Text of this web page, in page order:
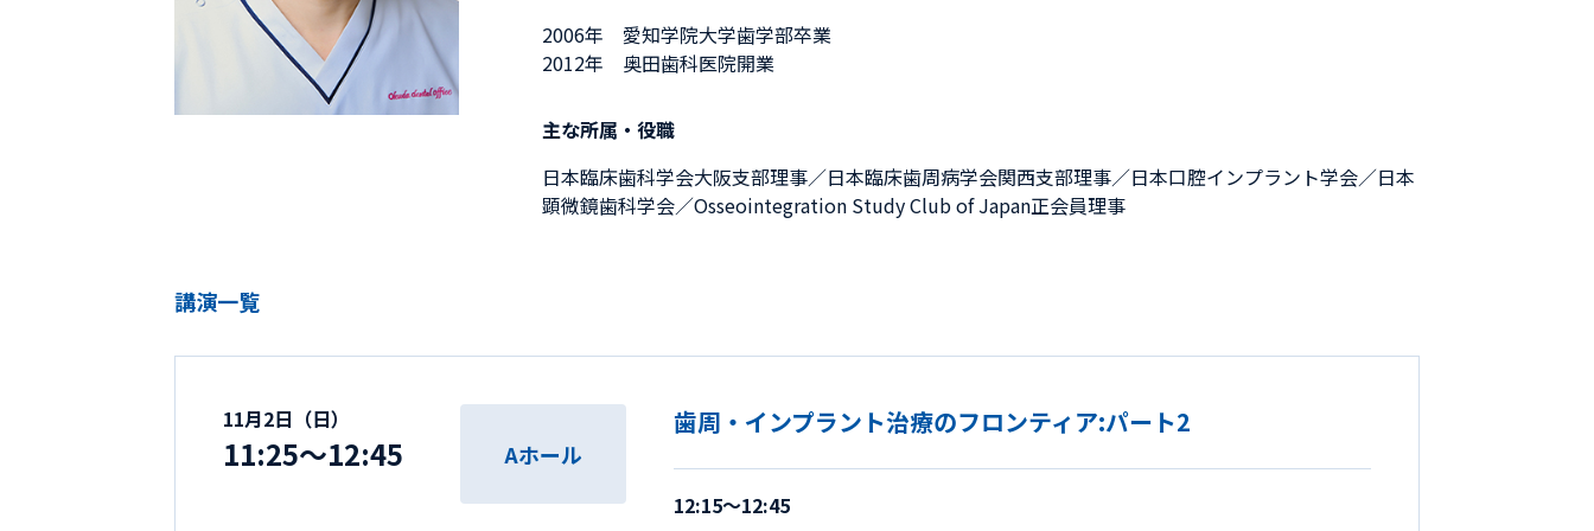
2006年 愛知学院大学歯学部卒業
2012年 奥田歯科医院開業
主な所属・役職
日本臨床歯科学会大阪支部理事／日本臨床歯周病学会関西支部理事／日本口腔インプラント学会／日本
顕微鏡歯科学会／Osseointegration Study Club of Japan正会員理事
講演一覧
11月2日（日）
11:25～12:45 Aホール
歯周・インプラント治療のフロンティア:パート2
12:15～12:45